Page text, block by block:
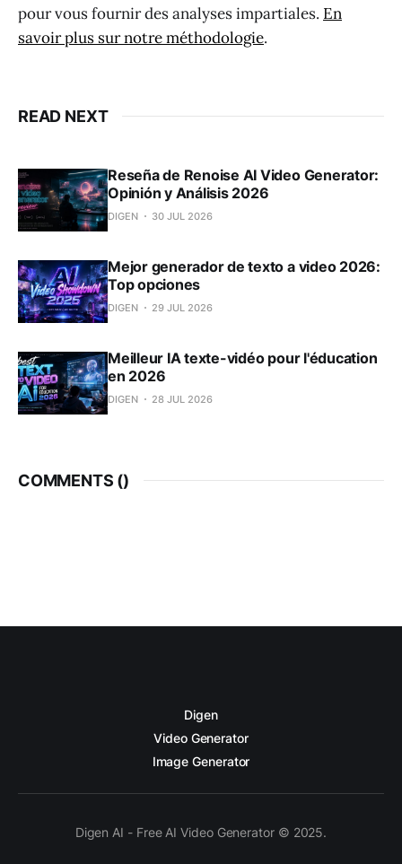
pour vous fournir des analyses impartiales. En
savoir plus sur notre méthodologie.
READ NEXT
Reseña de Renoise AI Video Generator:
Opinión y Análisis 2026
DIGEN 30 JUL 2026
Mejor generador de texto a video 2026:
Top opciones
DIGEN 29 JUL 2026
Meilleur IA texte-vidéo pour l'éducation
en 2026
DIGEN 28 JUL 2026
COMMENTS ()
Digen
Video Generator
Image Generator
Digen AI - Free AI Video Generator © 2025.